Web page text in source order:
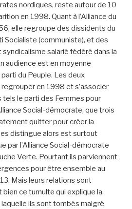
nordiques, reste autour de 10
en 1998. Quant à l’Alliance du
elle regroupe des dissidents du
Socialiste (communiste), et des
salarié fédéré dans la
audience est en moyenne
du Peuple. Les deux
en 1998 et s’associer
tels le parti des Femmes pour
Social-démocrate, que trois
quitter pour créer la
distingue alors est surtout
par l’Alliance Social-démocrate
Verte. Pourtant ils parviennent
pour être ensemble au
Mais leurs relations sont
bien ce tumulte qui explique la
ils sont tombés malgré